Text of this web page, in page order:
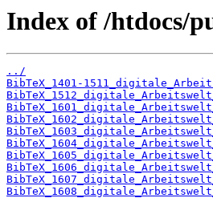
Index of /htdocs/
../
BibTeX_1401-